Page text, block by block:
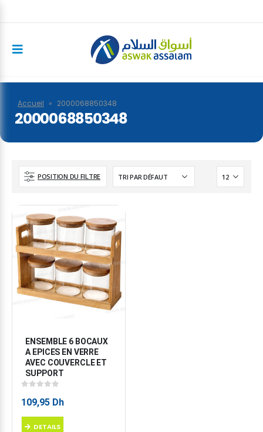
Accueil » 2000068850348
2000068850348
POSITION DU FILTRE
ENSEMBLE 6 BOCAUX
A EPICES EN VERRE
AVEC COUVERCLE ET
SUPPORT
109,95 Dh
DETAILS